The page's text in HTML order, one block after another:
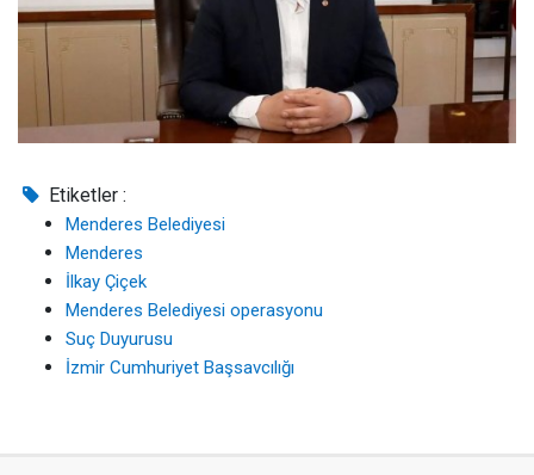
Etiketler :
Menderes Belediyesi
Menderes
İlkay Çiçek
Menderes Belediyesi operasyonu
Suç Duyurusu
İzmir Cumhuriyet Başsavcılığı